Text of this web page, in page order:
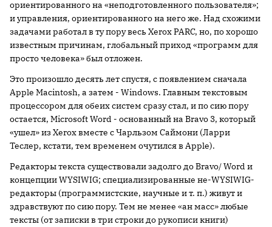
ориентированного на «неподготовленного пользователя»;
и управления, ориентированного на него же. Над схожими
задачами работал в ту пору весь Xerox PARC, но, по хорошо
известным причинам, глобальный приход «программ для
просто человека» был отложен.
Это произошло десять лет спустя, с появлением сначала
Apple Macintosh, а затем - Windows. Главным текстовым
процессором для обеих систем сразу стал, и по сию пору
остается, Microsoft Word - основанный на Bravo 3, который
«ушел» из Xerox вместе с Чарльзом Саймони (Ларри
Теслер, кстати, тем временем очутился в Apple).
Редакторы текста существовали задолго до Bravo/ Word и
концепции WYSIWIG; специализированные не-WYSIWIG-
редакторы (программистские, научные и т. п.) живут и
здравствуют по сию пору. Тем не менее «ан масс» любые
тексты (от записки в три строки до рукописи книги)